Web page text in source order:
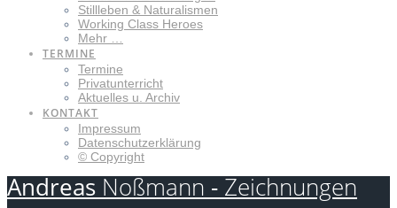
Stillleben & Naturalismen
Working Class Heroes
Mehr …
TERMINE
Termine
Privatunterricht
Aktuelles u. Archiv
KONTAKT
Impressum
Datenschutzerklärung
© Copyright
Andreas Noßmann - Zeichnungen